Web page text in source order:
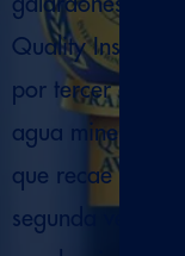
Quality Institute
por tercer año
agua mineral
que recae en
segunda vez, la